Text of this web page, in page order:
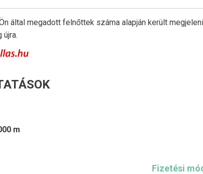
által megadott felnőttek száma alapján került
újra.
m
Fizetési